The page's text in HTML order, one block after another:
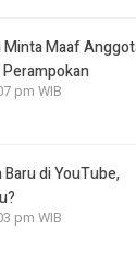
Maaf
pm WIB
di YouTube,
pm WIB